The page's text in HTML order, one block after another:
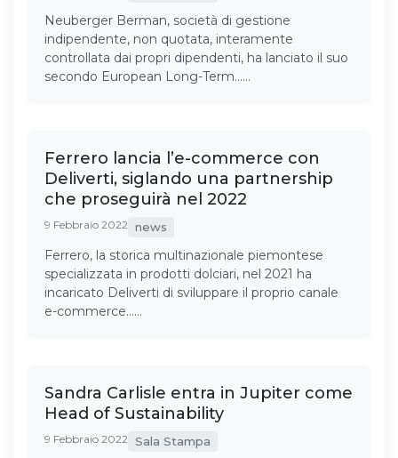
Neuberger Berman, società di gestione
indipendente, non quotata, interamente
controllata dai propri dipendenti, ha lanciato il suo
secondo European Long-Term……
Ferrero lancia l’e-commerce con
Deliverti, siglando una partnership
che proseguirà nel 2022
9 Febbraio 2022 news
Ferrero, la storica multinazionale piemontese
specializzata in prodotti dolciari, nel 2021 ha
incaricato Deliverti di sviluppare il proprio canale
e-commerce……
Sandra Carlisle entra in Jupiter come
Head of Sustainability
9 Febbraio 2022 Sala Stampa